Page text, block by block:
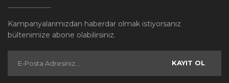
Kampanyalarımızdan haberdar olmak istiyorsanız
bültenimize abone olabilirsiniz.
KAYIT OL